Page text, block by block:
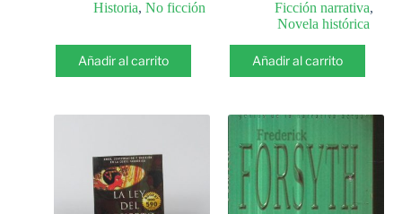
Historia,No ficción
Añadir al carrito
Ficción narrativa,
Novela histórica
Añadir al carrito